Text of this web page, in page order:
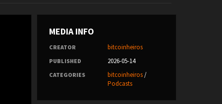
MEDIA INFO
CREATOR bitcoinheiros
PUBLISHED 2026-05-14
CATEGORIES bitcoinheiros/
Podcasts